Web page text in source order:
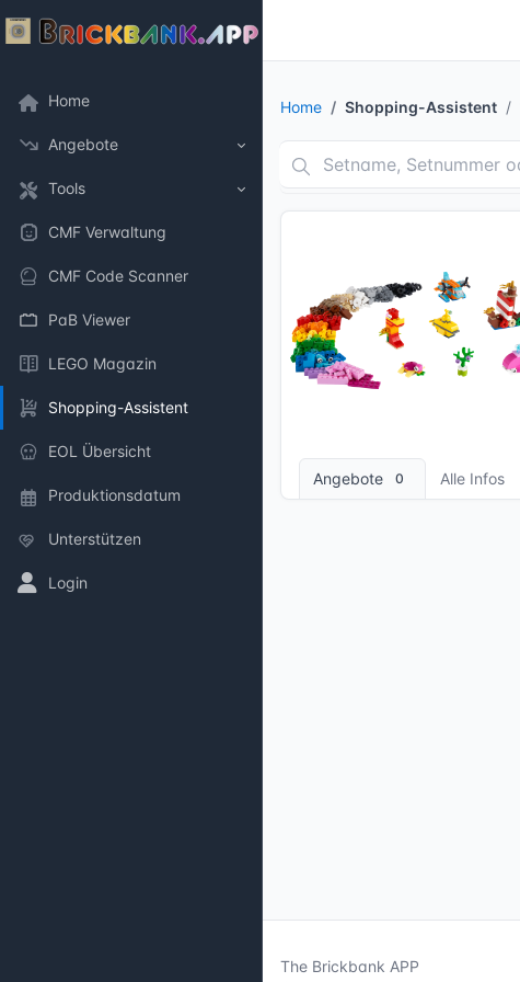
Home
Angebote
Tools
CMF Verwaltung
CMF Code Scanner
PaB Viewer
LEGO Magazin
Shopping-Assistent
EOL Übersicht
Produktionsdatum
Unterstützen
Login
Home Shopping-Assistent
Angebote 0 Alle Infos
The Brickbank APP